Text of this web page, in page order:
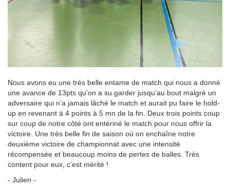
Nous avons eu une très belle entame de match qui nous a donné
une avance de 13pts qu’on a su garder jusqu’au bout malgré un
adversaire qui n’a jamais lâché le match et aurait pu faire le hold-
up en revenant à 4 points à 5 mn de la fin. Deux trois points coup
sur coup de notre côté ont entériné le match pour nous offrir la
victoire. Une très belle fin de saison où on enchaîne notre
deuxième victoire de championnat avec une intensité
récompensée et beaucoup moins de pertes de balles. Très
content pour eux, c’est mérité !
- Julien -